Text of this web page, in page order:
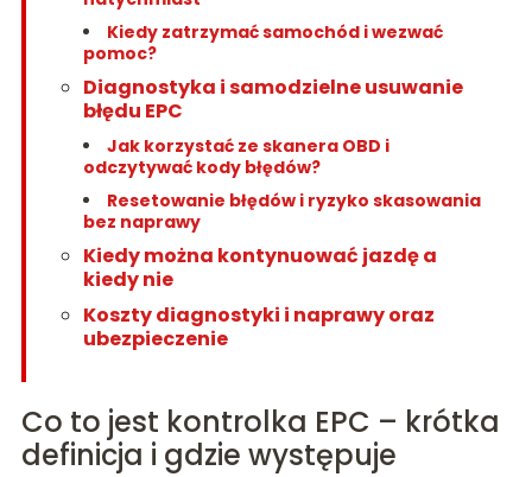
Kiedy zatrzymać samochód i wezwać
pomoc?
Diagnostyka i samodzielne usuwanie
błędu EPC
Jak korzystać ze skanera OBD i
odczytywać kody błędów?
Resetowanie błędów i ryzyko skasowania
bez naprawy
Kiedy można kontynuować jazdę a
kiedy nie
Koszty diagnostyki i naprawy oraz
ubezpieczenie
Co to jest kontrolka EPC – krótka
definicja i gdzie występuje